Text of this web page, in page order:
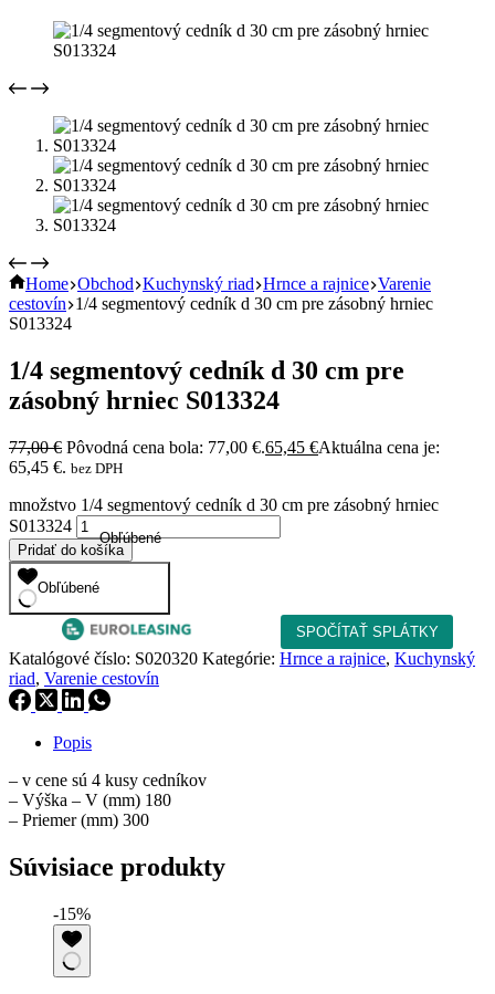
Home Obchod Kuchynský riad Hrnce a rajnice Varenie
cestovín 1/4 segmentový cedník d 30 cm pre zásobný hrniec
S013324
1/4 segmentový cedník d 30 cm pre
zásobný hrniec S013324
77,00€ Pôvodná cena bola: 77,00 €.65,45 €Aktuálna cena je:
65,45 €. bez DPH
množstvo 1/4 segmentový cedník d 30 cm pre zásobný hrniec
S013324
Pridať do košíka
Obľúbené
Obľúbené
Katalógové číslo: S020320 Kategórie: Hrnce a rajnice, Kuchynský
riad, Varenie cestovín
Popis
– v cene sú 4 kusy cedníkov
– Výška – V (mm) 180
– Priemer (mm) 300
Súvisiace produkty
-15%